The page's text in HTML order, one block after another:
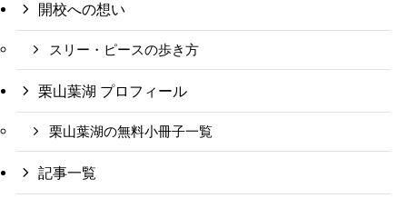
開校への想い
スリー・ピースの歩き方
栗山葉湖 プロフィール
栗山葉湖の無料小冊子一覧
記事一覧